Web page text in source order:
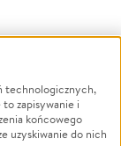
Powódź
NGO
technologicznych,
zapisywanie i
końcowego
uzyskiwanie do nich